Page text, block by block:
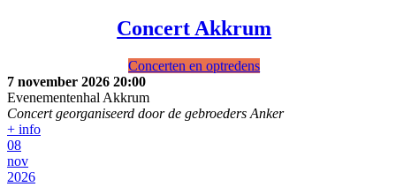
Concert Akkrum
Concerten en optredens
7 november 2026 20:00
Evenementenhal Akkrum
Concert georganiseerd door de gebroeders Anker
+ info
08
nov
2026